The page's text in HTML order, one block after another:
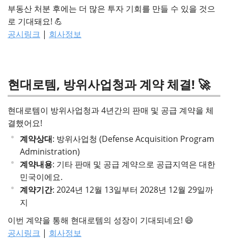
부동산 처분 후에는 더 많은 투자 기회를 만들 수 있을 것으
로 기대돼요! 💪
공시링크 | 회사정보
현대로템, 방위사업청과 계약 체결! 🚀
현대로템이 방위사업청과 4년간의 판매 및 공급 계약을 체
결했어요!
계약상대: 방위사업청 (Defense Acquisition Program
Administration)
계약내용: 기타 판매 및 공급 계약으로 공급지역은 대한
민국이에요.
계약기간: 2024년 12월 13일부터 2028년 12월 29일까
지
이번 계약을 통해 현대로템의 성장이 기대되네요! 😄
공시링크 | 회사정보